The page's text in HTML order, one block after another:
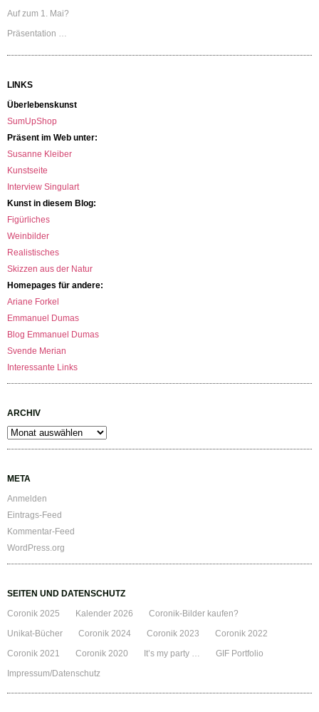
Auf zum 1. Mai?
Präsentation …
LINKS
Überlebenskunst
SumUpShop
Präsent im Web unter:
Susanne Kleiber
Kunstseite
Interview Singulart
Kunst in diesem Blog:
Figürliches
Weinbilder
Realistisches
Skizzen aus der Natur
Homepages für andere:
Ariane Forkel
Emmanuel Dumas
Blog Emmanuel Dumas
Svende Merian
Interessante Links
ARCHIV
Archiv
META
Anmelden
Eintrags-Feed
Kommentar-Feed
WordPress.org
SEITEN UND DATENSCHUTZ
Coronik 2025
Kalender 2026
Coronik-Bilder kaufen?
Unikat-Bücher
Coronik 2024 Coronik 2023
Coronik 2022
Coronik 2021
Coronik 2020 It’s my party …
GIF Portfolio
Impressum/Datenschutz